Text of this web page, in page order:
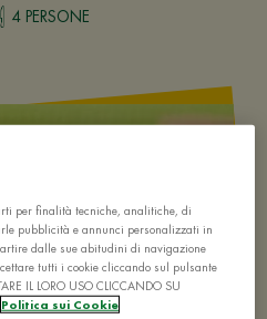
4 PERSONE
per finalità tecniche, analitiche, di
pubblicità e annunci personalizzati in
dalle sue abitudini di navigazione
tutti i cookie cliccando sul pulsante
IL LORO USO CLICCANDO SU
Politica sui Cookie